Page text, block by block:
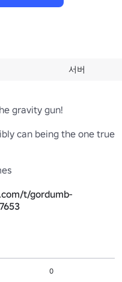
서버
gravity gun!
can being the one true
t/gordumb-
0